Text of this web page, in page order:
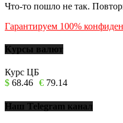
Что-то пошло не так.
Гарантируем 100%
Курсы валют
Курс ЦБ
$ 68.46 € 79.14
Наш Telegram канал